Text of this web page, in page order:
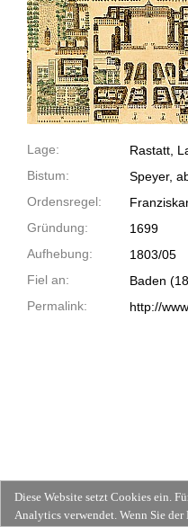
Lage:
Rastatt,
Bistum:
Speyer,
Ordensregel:
Gründung:
1699
Aufhebung:
1803/05
Fiel an:
Baden
Permalink:
http://
Diese Website setzt Cookies ein.
Analytics verwendet. Wenn Sie